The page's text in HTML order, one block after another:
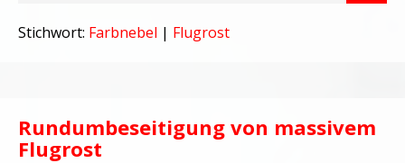
Stichwort: Farbnebel | Flugrost
Rundumbeseitigung von massivem
Flugrost